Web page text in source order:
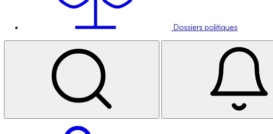
Dossiers politiques